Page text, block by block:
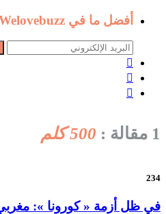
أفضل ما في Welovebuzz، مرة في الأسبوع



1 مقالة : 500 كلم
234
في ظل أزمة « كورونا »: مغربي يقطع مسافة 500